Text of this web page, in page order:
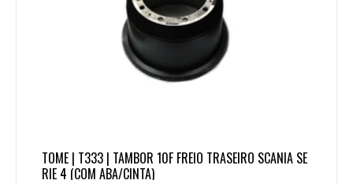
TOME | T333 | TAMBOR 10F FREIO TRASEIRO SCANIA SE
RIE 4 (COM ABA/CINTA)